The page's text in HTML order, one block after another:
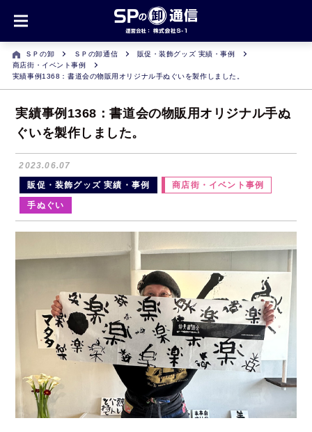
ＳＰの卸 ＳＰの卸通信
販促・装飾グッズ 実績・事例
商店街・イベント事例
実績事例1368：書道会の物販用オリジナル手ぬぐいを製作しました。
実績事例1368：書道会の物販用オリジナル手ぬ
ぐいを製作しました。
2023.06.07
販促・装飾グッズ 実績・事例
商店街・イベント事例
手ぬぐい